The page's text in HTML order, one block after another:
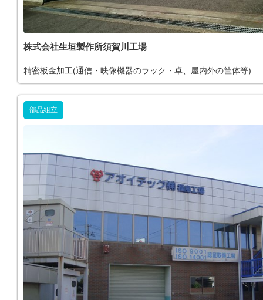
株式会社生垣製作所須賀川工場
精密板金加工(通信・映像機器のラック・卓、屋内外の筐体等)
部品組立